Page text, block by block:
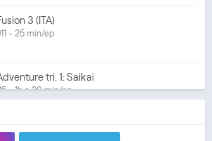
3 (ITA)
- 25 min/ep
tri. 1: Saikai
- 1h e 29 min/ep
tri. 2: Ketsui